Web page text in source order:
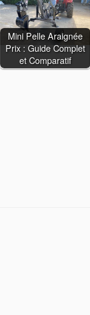
Mini Pelle Araignée
Prix : Guide Complet
et Comparatif